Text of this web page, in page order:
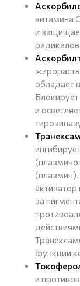
витамина
и
обладает
и
за
функции
и